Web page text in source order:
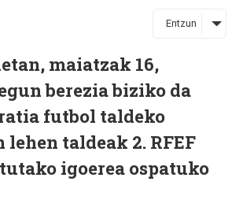
Entzun
maiatzak 16,
berezia biziko da
futbol taldeko
lehen taldeak 2. RFEF
igoerea ospatuko